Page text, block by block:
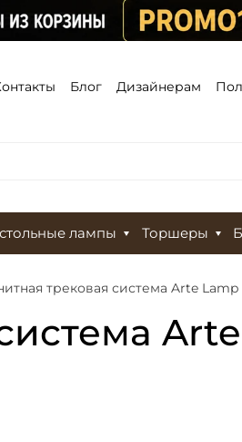
Блог Дизайнерам
лампы Торшеры
трековая система Arte Lamp
Arte